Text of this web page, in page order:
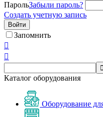
ПарольЗабыли пароль?
Создать учетную запись
Войти
Запомнить



Каталог оборудования
Оборудование